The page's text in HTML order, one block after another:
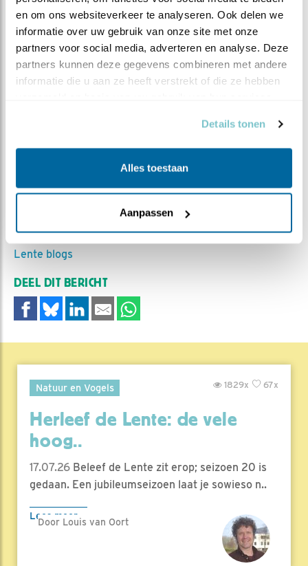
en om ons websiteverkeer te analyseren. Ook delen we
informatie over uw gebruik van onze site met onze
partners voor social media, adverteren en analyse. Deze
partners kunnen deze gegevens combineren met andere
informatie die u aan ze heeft verstrekt of die ze hebben
Details tonen
Alles toestaan
Aanpassen
Steenuilenoverleg Nederland (STONE) is een
landelijke werkgroep die steenuilenbescherming en
-onderzoek coördineert, stimuleert en faciliteert.
Daartoe wordt samengewerkt met relevante
vrijwilligersorganisatie, zonder betaalde krachten.
Bezoek dewebsite van STONE
MEER OVER
Steenuil
Alle Beleef de
Lente blogs
DEEL DIT BERICHT
Natuur en Vogels 67x
1829x
Herleef de Lente: de vele
hoog..
17.07.26 Beleef de Lente zit erop; seizoen 20 is
gedaan. Een jubileumseizoen laat je sowieso n..
Lees meer
Door Louis van Oort